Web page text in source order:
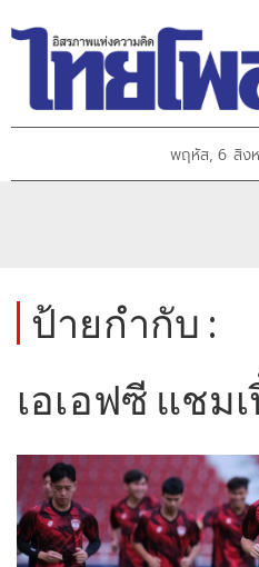
พฤหัส, 6 สิง
ป้ายกำกับ :
เอเอฟซี แชม